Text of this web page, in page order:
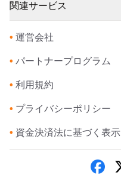
関連サービス
• 運営会社
• パートナープログラム
• 利用規約
• プライバシーポリシー
• 資金決済法に基づく表示